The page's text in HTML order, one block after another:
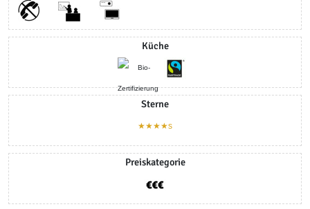
Küche
Sterne
★★★★s
Preiskategorie